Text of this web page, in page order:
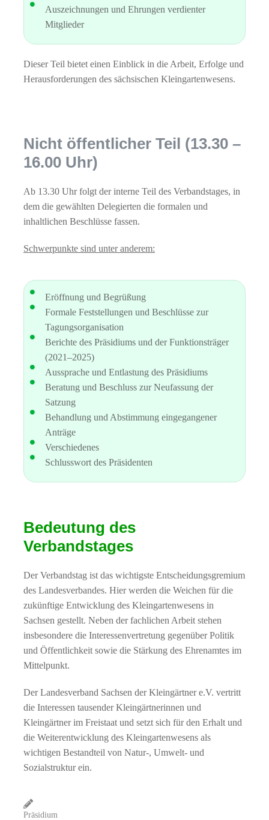
Auszeichnungen und Ehrungen verdienter
Mitglieder
Dieser Teil bietet einen Einblick in die Arbeit, Erfolge und
Herausforderungen des sächsischen Kleingartenwesens.
Nicht öffentlicher Teil (13.30 –
16.00 Uhr)
Ab 13.30 Uhr folgt der interne Teil des Verbandstages, in
dem die gewählten Delegierten die formalen und
inhaltlichen Beschlüsse fassen.
Schwerpunkte sind unter anderem:
Eröffnung und Begrüßung
Formale Feststellungen und Beschlüsse zur
Tagungsorganisation
Berichte des Präsidiums und der Funktionsträger
(2021–2025)
Aussprache und Entlastung des Präsidiums
Beratung und Beschluss zur Neufassung der
Satzung
Behandlung und Abstimmung eingegangener
Anträge
Verschiedenes
Schlusswort des Präsidenten
Bedeutung des
Verbandstages
Der Verbandstag ist das wichtigste Entscheidungsgremium
des Landesverbandes. Hier werden die Weichen für die
zukünftige Entwicklung des Kleingartenwesens in
Sachsen gestellt. Neben der fachlichen Arbeit stehen
insbesondere die Interessenvertretung gegenüber Politik
und Öffentlichkeit sowie die Stärkung des Ehrenamtes im
Mittelpunkt.
Der Landesverband Sachsen der Kleingärtner e.V. vertritt
die Interessen tausender Kleingärtnerinnen und
Kleingärtner im Freistaat und setzt sich für den Erhalt und
die Weiterentwicklung des Kleingartenwesens als
wichtigen Bestandteil von Natur-, Umwelt- und
Sozialstruktur ein.
Präsidium